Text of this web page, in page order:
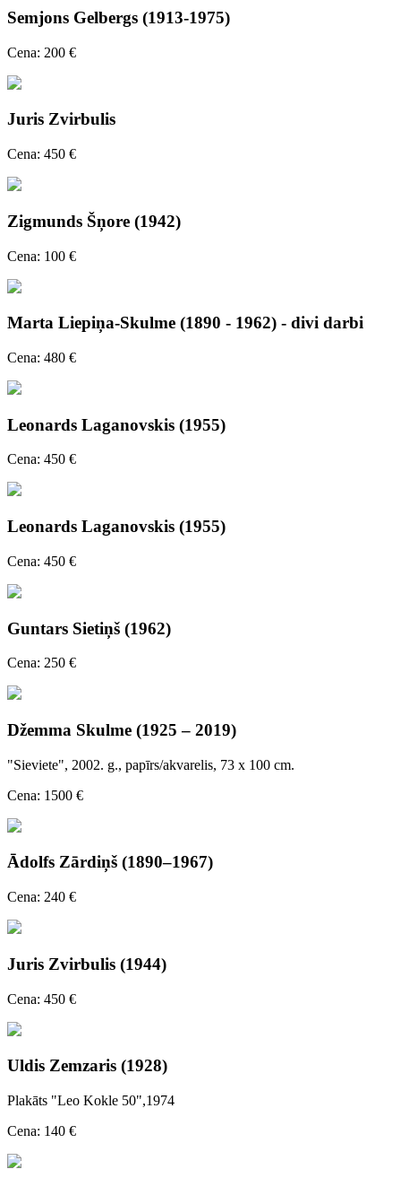
Semjons Gelbergs (1913-1975)
Cena: 200 €
Juris Zvirbulis
Cena: 450 €
Zigmunds Šņore (1942)
Cena: 100 €
Marta Liepiņa-Skulme (1890 - 1962) - divi darbi
Cena: 480 €
Leonards Laganovskis (1955)
Cena: 450 €
Leonards Laganovskis (1955)
Cena: 450 €
Guntars Sietiņš (1962)
Cena: 250 €
Džemma Skulme (1925 – 2019)
"Sieviete", 2002. g., papīrs/akvarelis, 73 x 100 cm.
Cena: 1500 €
Ādolfs Zārdiņš (1890–1967)
Cena: 240 €
Juris Zvirbulis (1944)
Cena: 450 €
Uldis Zemzaris (1928)
Plakāts "Leo Kokle 50",1974
Cena: 140 €